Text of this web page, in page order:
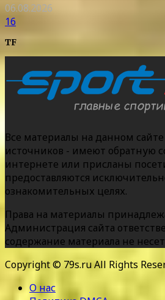
06.08.2026
16
TF
Все материалы на данном
источников - имеют обратную
интернете или присланы
предоставляются
ознакомительных целях.
Права на материалы
Администрация сайта
содержание материала не
Copyright © 79s.ru All Rights
О нас